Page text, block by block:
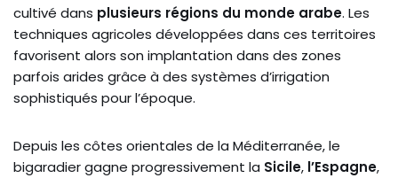
cultivé dans plusieurs régions du monde arabe. Les
techniques agricoles développées dans ces territoires
favorisent alors son implantation dans des zones
parfois arides grâce à des systèmes d’irrigation
sophistiqués pour l’époque.
Depuis les côtes orientales de la Méditerranée, le
bigaradier gagne progressivement la Sicile, l’Espagne,